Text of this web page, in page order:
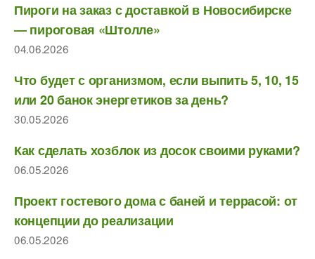
Пироги на заказ с доставкой в Новосибирске
— пироговая «Штолле»
04.06.2026
Что будет с организмом, если выпить 5, 10, 15
или 20 банок энергетиков за день?
30.05.2026
Как сделать хозблок из досок своими руками?
06.05.2026
Проект гостевого дома с баней и террасой: от
концепции до реализации
06.05.2026